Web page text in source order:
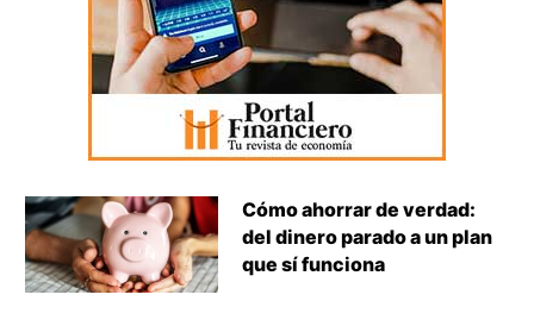
Cómo ahorrar de verdad:
del dinero parado a un plan
que sí funciona